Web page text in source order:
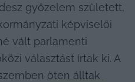
győzelem született,
képviselői
vált parlamenti
választást írtak ki. A
öten álltak